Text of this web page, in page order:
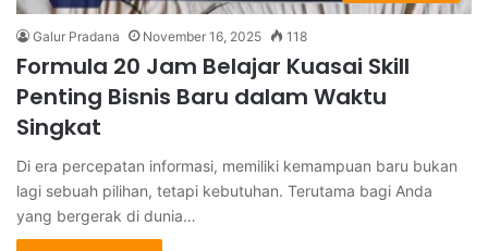
Galur Pradana November 16, 2025 118
Formula 20 Jam Belajar Kuasai Skill
Penting Bisnis Baru dalam Waktu
Singkat
Di era percepatan informasi, memiliki kemampuan baru bukan
lagi sebuah pilihan, tetapi kebutuhan. Terutama bagi Anda
yang bergerak di dunia…